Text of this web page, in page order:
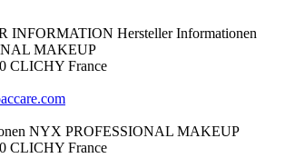
INFORMATION Hersteller Informationen
MAKEUP
CLICHY France
NYX PROFESSIONAL MAKEUP
CLICHY France